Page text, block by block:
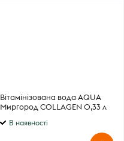
Вітамінізована вода AQUA
Миргород COLLAGEN 0,33 л
В наявності